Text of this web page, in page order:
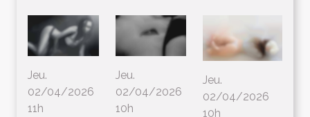
Jeu.
02/04/2026
11h
Jeu.
02/04/2026
10h
Jeu.
02/04/2026
10h